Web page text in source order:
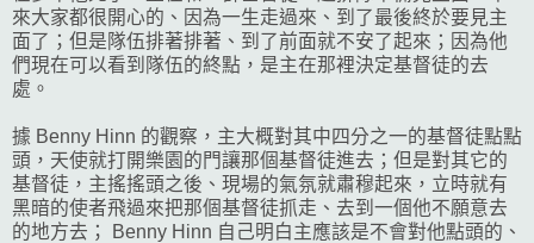
來大家都很開心的、因為一生走過來、到了最後終於要見主
面了；但是隊伍排著排著、到了前面就不安了起來；因為他
們現在可以看到隊伍的終點，是主在那裡決定基督徒的去
處。
據 Benny Hinn 的觀察，主大概對其中四分之一的基督徒點點
頭，天使就打開樂園的門讓那個基督徒進去；但是對其它的
基督徒，主搖搖頭之後、現場的氣氛就肅穆起來，立時就有
黑暗的使者飛過來把那個基督徒抓走、去到一個他不願意去
的地方去； Benny Hinn 自己明白主應該是不會對他點頭的、